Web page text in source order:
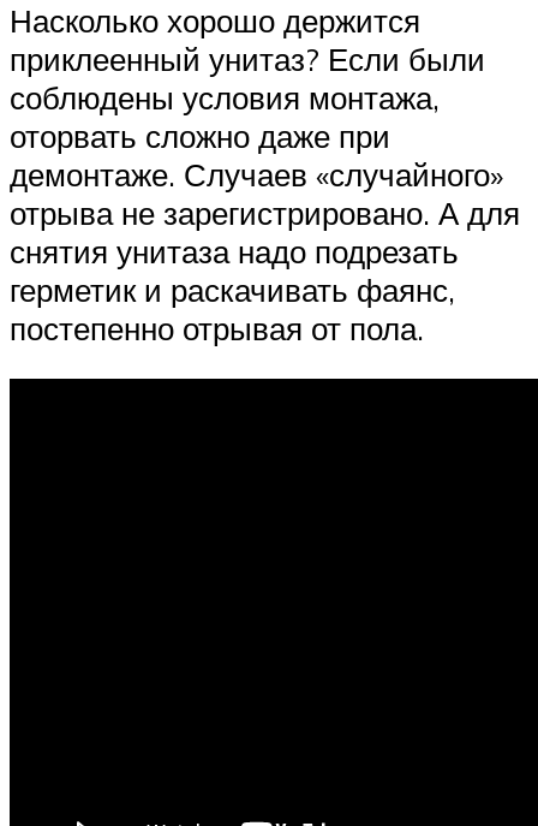
Насколько хорошо держится
приклеенный унитаз? Если были
соблюдены условия монтажа,
оторвать сложно даже при
демонтаже. Случаев «случайного»
отрыва не зарегистрировано. А для
снятия унитаза надо подрезать
герметик и раскачивать фаянс,
постепенно отрывая от пола.